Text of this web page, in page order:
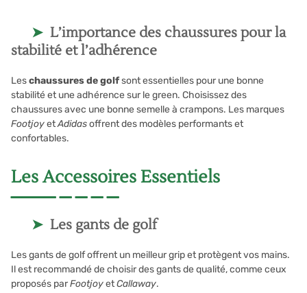
L’importance des chaussures pour la
stabilité et l’adhérence
Leschaussures de golfsont essentielles pour une bonne
stabilité et une adhérence sur le green. Choisissez des
chaussures avec une bonne semelle à crampons. Les marques
FootjoyetAdidasoffrent des modèles performants et
confortables.
Les Accessoires Essentiels
Les gants de golf
Les gants de golf offrent un meilleur grip et protègent vos mains.
Il est recommandé de choisir des gants de qualité, comme ceux
proposés parFootjoyetCallaway.